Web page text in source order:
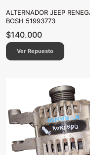
ALTERNADOR JEEP
BOSH 51993773
$140.000
Ver Repuesto